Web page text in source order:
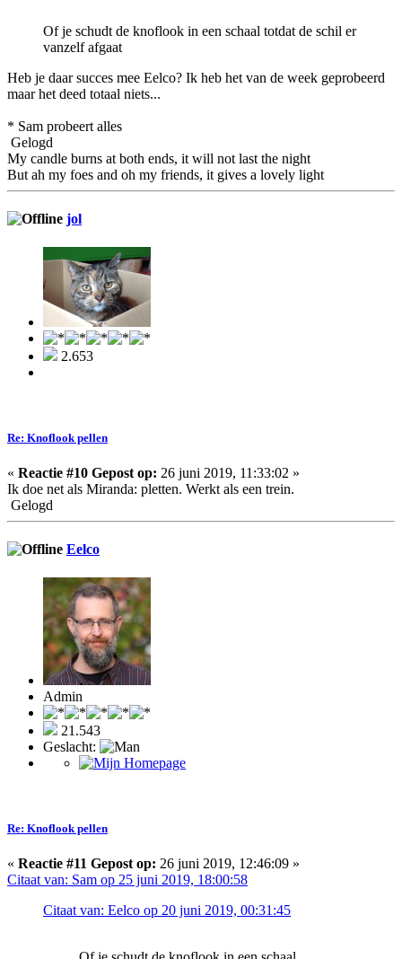
Of je schudt de knoflook in een schaal totdat de schil er
vanzelf afgaat
Heb je daar succes mee Eelco? Ik heb het van de week geprobeerd
maar het deed totaal niets...
* Sam probeert alles
Gelogd
My candle burns at both ends, it will not last the night
But ah my foes and oh my friends, it gives a lovely light
jol
2.653
Re: Knoflook pellen
« Reactie #10 Gepost op: 26 juni 2019, 11:33:02 »
Ik doe net als Miranda: pletten. Werkt als een trein.
Gelogd
Eelco
Admin
21.543
Geslacht:
Re: Knoflook pellen
« Reactie #11 Gepost op: 26 juni 2019, 12:46:09 »
Citaat van: Sam op 25 juni 2019, 18:00:58
Citaat van: Eelco op 20 juni 2019, 00:31:45